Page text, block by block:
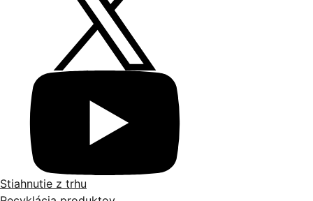
Stiahnutie z trhu
Recyklácia produktov